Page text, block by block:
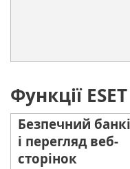
Функції
Безпечний
і перегляд веб-
сторінок